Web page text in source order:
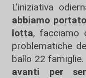
L'iniziativa
abbiamo
lotta, facciamo
problematiche
ballo 22 famiglie.
avanti per